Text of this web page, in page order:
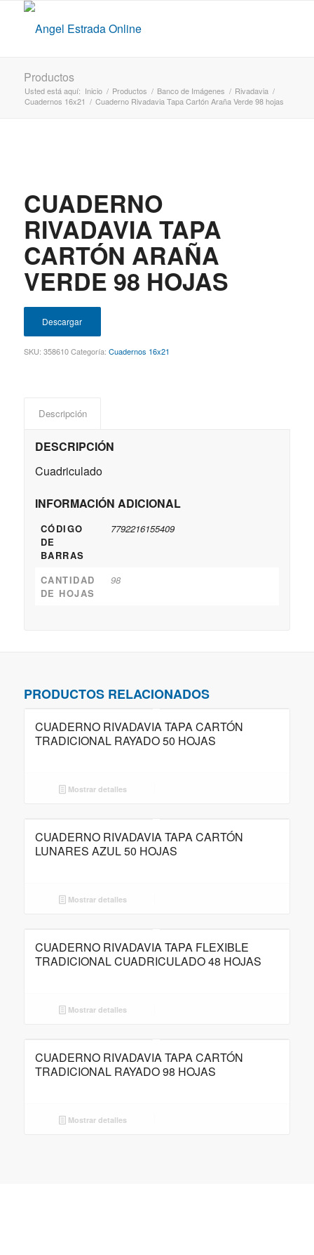
Productos
Usted está aquí: Inicio / Productos / Banco de Imágenes / Rivadavia /
Cuadernos 16x21 / Cuaderno Rivadavia Tapa Cartón Araña Verde 98 hojas
CUADERNO
RIVADAVIA TAPA
CARTÓN ARAÑA
VERDE 98 HOJAS
Descargar
SKU: 358610 Categoría: Cuadernos 16x21
Descripción
DESCRIPCIÓN
Cuadriculado
INFORMACIÓN ADICIONAL
CÓDIGO
DE
BARRAS
7792216155409
CANTIDAD
DE HOJAS
98
PRODUCTOS RELACIONADOS
CUADERNO RIVADAVIA TAPA CARTÓN
TRADICIONAL RAYADO 50 HOJAS
Mostrar detalles
CUADERNO RIVADAVIA TAPA CARTÓN
LUNARES AZUL 50 HOJAS
Mostrar detalles
CUADERNO RIVADAVIA TAPA FLEXIBLE
TRADICIONAL CUADRICULADO 48 HOJAS
Mostrar detalles
CUADERNO RIVADAVIA TAPA CARTÓN
TRADICIONAL RAYADO 98 HOJAS
Mostrar detalles